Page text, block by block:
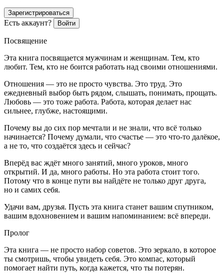
Зарегистрироваться
Есть аккаунт? Войти
Посвящение
Эта книга посвящается мужчинам и женщинам. Тем, кто
любит. Тем, кто не боится работать над своими отношениями.
Отношения — это не просто чувства. Это труд. Это
ежедневный выбор быть рядом, слышать, понимать, прощать.
Любовь — это тоже работа. Работа, которая делает нас
сильнее, глубже, настоящими.
Почему вы до сих пор мечтали и не знали, что всё только
начинается? Почему думали, что счастье — это что-то далёкое,
а не то, что создаётся здесь и сейчас?
Вперёд вас ждёт много занятий, много уроков, много
открытий. И да, много работы. Но эта работа стоит того.
Потому что в конце пути вы найдёте не только друг друга,
но и самих себя.
Удачи вам, друзья. Пусть эта книга станет вашим спутником,
вашим вдохновением и вашим напоминанием: всё впереди.
Пролог
Эта книга — не просто набор советов. Это зеркало, в которое
ты смотришь, чтобы увидеть себя. Это компас, который
помогает найти путь, когда кажется, что ты потерян.